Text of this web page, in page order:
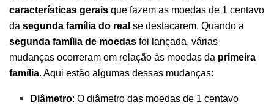
características gerais que fazem as moedas de 1 centavo
da segunda família do real se destacarem. Quando a
segunda família de moedas foi lançada, várias
mudanças ocorreram em relação às moedas da primeira
família. Aqui estão algumas dessas mudanças:
Diâmetro: O diâmetro das moedas de 1 centavo